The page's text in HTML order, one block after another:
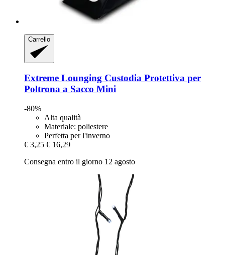
Carrello
Extreme Lounging Custodia Protettiva per
Poltrona a Sacco Mini
-80%
Alta qualità
Materiale: poliestere
Perfetta per l'inverno
€ 3,25 € 16,29
Consegna entro il giorno 12 agosto